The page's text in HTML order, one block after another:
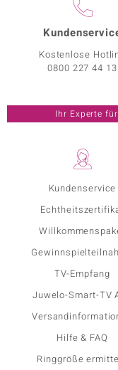
Kundenservice
TV-Empfang
Juwelo-Smart-TV
Hilfe & FAQ
Ringgröße
Kostenlose
0800 227 44 13
Ihr Experte